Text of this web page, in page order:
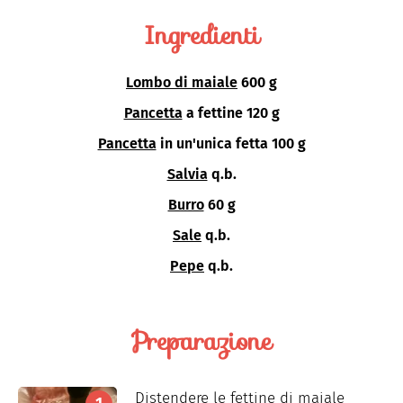
Ingredienti
Lombo di maiale 600 g
Pancetta a fettine 120 g
Pancetta in un'unica fetta 100 g
Salvia q.b.
Burro 60 g
Sale q.b.
Pepe q.b.
Preparazione
Distendere le fettine di maiale